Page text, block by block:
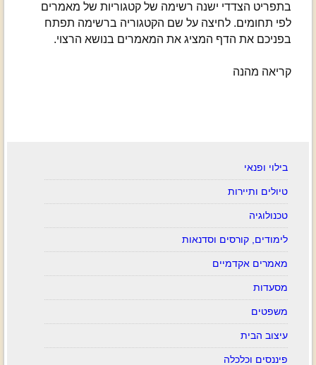
בתפריט הצדדי ישנה רשימה של קטגוריות של מאמרים
לפי תחומים. לחיצה על שם הקטגוריה ברשימה תפתח
בפניכם את הדף המציג את המאמרים בנושא הרצוי.
קריאה מהנה
בילוי ופנאי
טיולים ותיירות
טכנולוגיה
לימודים, קורסים וסדנאות
מאמרים אקדמיים
מסעדות
משפטים
עיצוב הבית
פיננסים וכלכלה